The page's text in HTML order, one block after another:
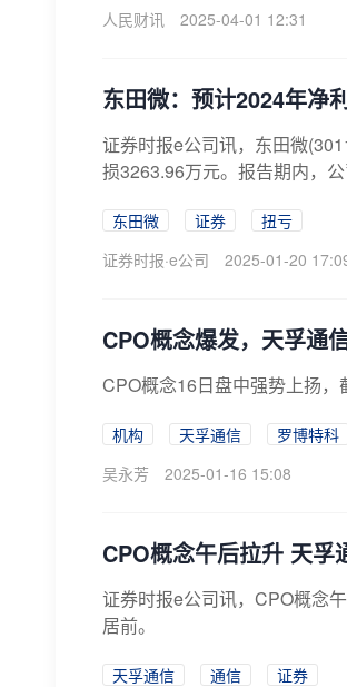
人民财讯 2025-04-01 12:31
东田微：预计2024年净
证券时报e公司讯，东田微
损3263.96万元。报告期内，
东田微 证券
扭亏
证券时报·e公司
2025-01-20
CPO概念爆发，天孚通
CPO概念16日盘中强势上扬
机构 天孚通信
罗博特科
吴永芳
2025-01-16 15:08
CPO概念午后拉升 天孚
证券时报e公司讯，CPO概念
居前。
天孚通信 通信
证券